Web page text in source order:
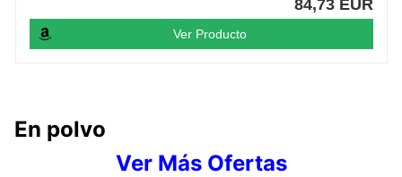
84,73 EUR
Ver Producto
En polvo
Ver Más Ofertas